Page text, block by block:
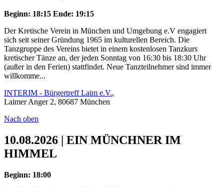
Beginn: 18:15 Ende: 19:15
Der Kretische Verein in München und Umgebung e.V engagiert
sich seit seiner Gründung 1965 im kulturellen Bereich. Die
Tanzgruppe des Vereins bietet in einem kostenlosen Tanzkurs
kretischer Tänze an, der jeden Sonntag von 16:30 bis 18:30 Uhr
(außer in den Ferien) stattfindet. Neue Tanzteilnehmer sind immer
willkomme...
INTERIM - Bürgertreff Laim e.V.,
Laimer Anger 2, 80687 München
Nach oben
10.08.2026 | EIN MÜNCHNER IM
HIMMEL
Beginn: 18:00